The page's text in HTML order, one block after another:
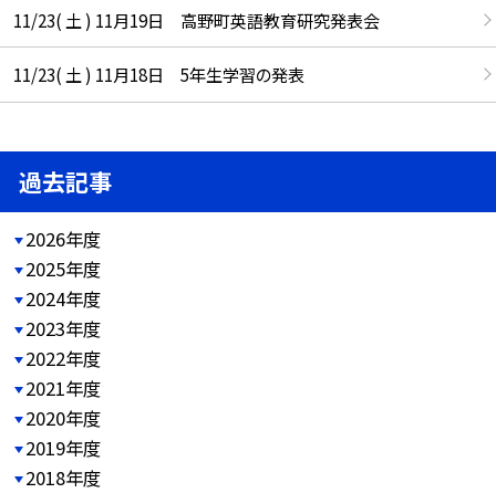
11/23( 土 ) 11月19日 高野町英語教育研究発表会
11/23( 土 ) 11月18日 5年生学習の発表
過去記事
2026年度
2025年度
2024年度
2023年度
2022年度
2021年度
2020年度
2019年度
2018年度